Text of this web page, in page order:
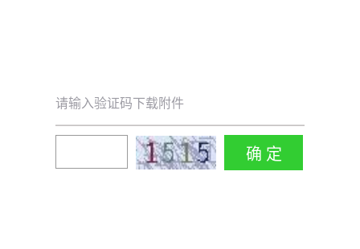
请输入验证码下载附件